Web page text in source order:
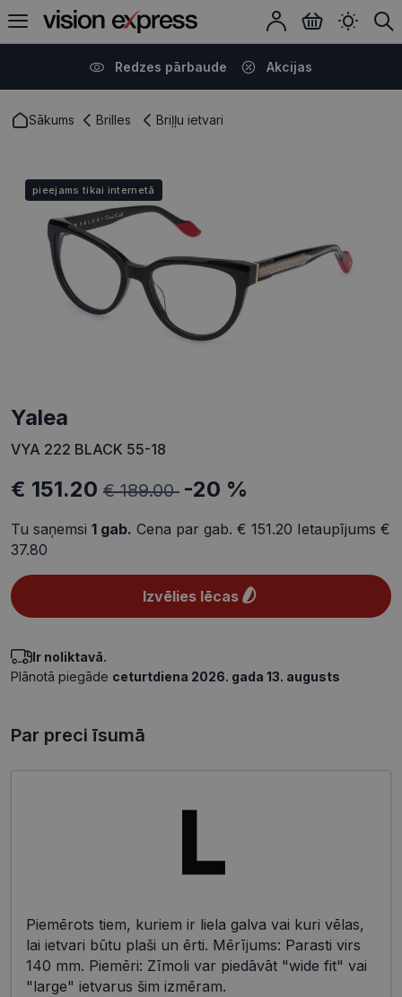
Redzes pārbaude Akcijas
Sākums Brilles Briļļu ietvari
pieejams tikai internetā
yalea
VYA 222 BLACK 55-18
€ 151.20 € 189.00 -20 %
Tu saņemsi 1 gab. Cena par gab. € 151.20 Ietaupījums €
37.80
Izvēlies lēcas
Ir noliktavā.
Plānotā piegāde ceturtdiena 2026. gada 13. augusts
Par preci īsumā
Piemērots tiem, kuriem ir liela galva vai kuri vēlas,
lai ietvari būtu plaši un ērti. Mērījums: Parasti virs
140 mm. Piemēri: Zīmoli var piedāvāt "wide fit" vai
"large" ietvarus šim izmēram.